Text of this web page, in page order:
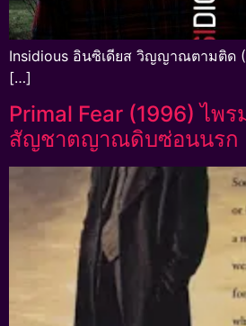
Insidious อินซิเดียส วิญญาณตามติด
[…]
Primal Fear (1996) ไพร
สัญชาตญาณดิบซ่อนนรก